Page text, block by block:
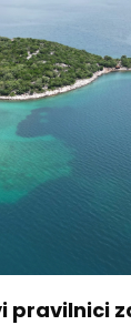
pravilnici